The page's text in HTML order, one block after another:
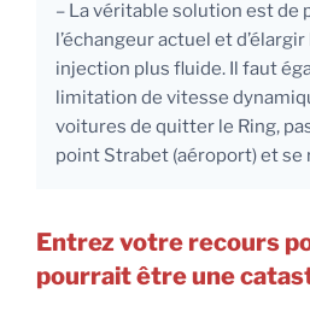
– La véritable solution est de
l’échangeur actuel et
injection plus fluide. Il faut
limitation de vitesse
voitures de quitter le Ring,
point Strabet (aéroport) et se
Entrez votre recours
pourrait être une